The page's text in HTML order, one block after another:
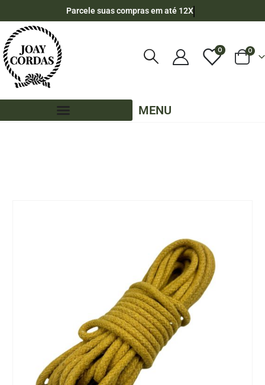
Parcele suas compras em até 12X
0 0
MENU